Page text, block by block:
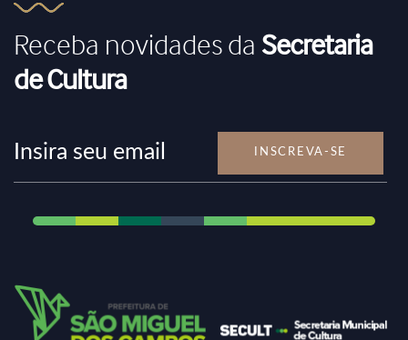
Receba novidades da Secretaria
de Cultura
INSCREVA-SE